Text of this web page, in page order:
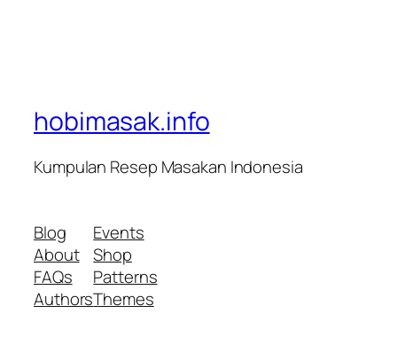
hobimasak.info
Kumpulan Resep Masakan Indonesia
Blog
About
FAQs
Authors
Events
Shop
Patterns
Themes